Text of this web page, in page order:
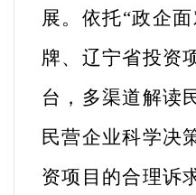
展。 依托“政企
牌、辽宁省投资
台，多渠道解读
民营企业科学决
资项目的合理诉